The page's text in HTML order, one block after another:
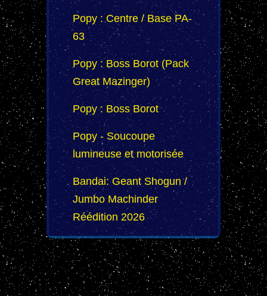
Popy : Centre / Base PA-
63
Popy : Boss Borot (Pack
Great Mazinger)
Popy : Boss Borot
Popy - Soucoupe
lumineuse et motorisée
Bandai: Geant Shogun /
Jumbo Machinder
Réédition 2026